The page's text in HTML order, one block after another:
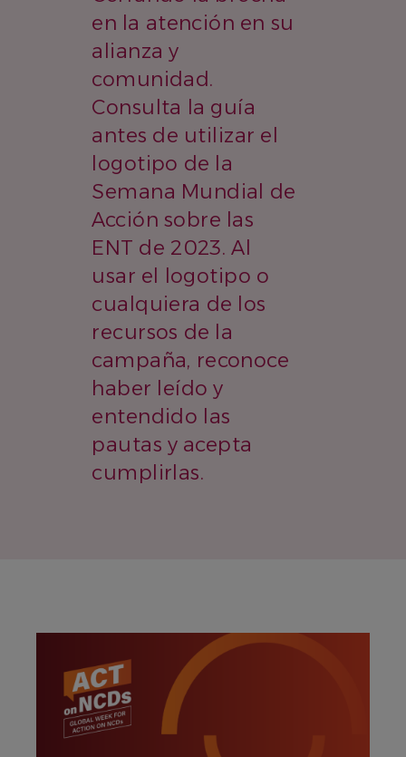
en la atención en su
alianza y
comunidad.
Consulta la guía
antes de utilizar el
logotipo de la
Semana Mundial de
Acción sobre las
ENT de 2023. Al
usar el logotipo o
cualquiera de los
recursos de la
campaña, reconoce
haber leído y
entendido las
pautas y acepta
cumplirlas.